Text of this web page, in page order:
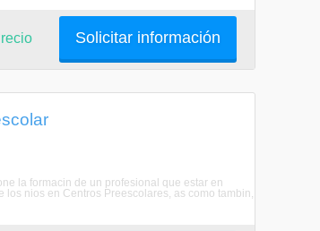
Solicitar información
la formacin de un profesional que estar en
nios en Centros Preescolares, as como tambin,